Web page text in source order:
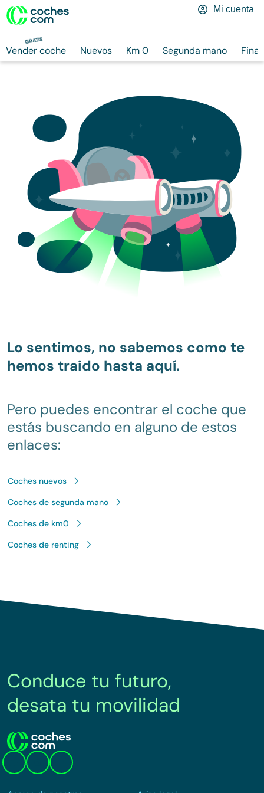
GRATIS
Vender coche Nuevos Km 0 Segunda mano
Mi cuenta
Lo sentimos, no sabemos como te
hemos traido hasta aquí.
Pero puedes encontrar el coche que
estás buscando en alguno de estos
enlaces:
Coches nuevos
Coches de segunda mano
Coches de km0
Coches de renting
Conduce tu futuro,
desata tu movilidad